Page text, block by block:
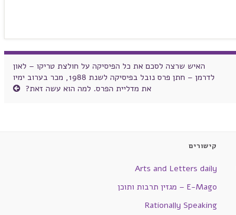
האיש שרצה לסכם את כל הפיסיקה על חולצת טריקו – לאון
לדרמן – חתן פרס נובל בפיסיקה לשנת 1988, מכר בערוב ימיו
את מדליית הפרס. למה הוא עשה זאת?
קישורים
Arts and Letters daily
E-Mago – מגזין תרבות ותוכן
Rationally Speaking